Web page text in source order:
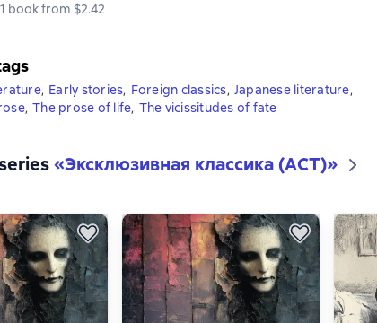
1 book from $2.42
, Early stories, Foreign classics, Japanese literature,
, The prose of life, The vicissitudes of fate
«Эксклюзивная классика (АСТ)»